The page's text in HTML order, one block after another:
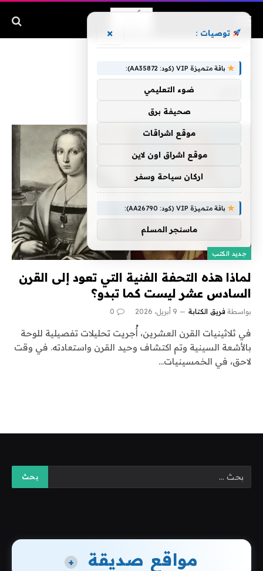
جديد الكتب
لماذا هذه التحفة الفنية التي تعود إلى القرن
السادس عشر ليست كما تبدو؟
بواسطة فريق الكتابة 9 أبريل، 2026 0
في ثلاثينيات القرن العشرين، أُجريت تحليلات تفصيلية للوحة
بالأشعة السينية وتم اكتشاف وحيد القرن واستعادته. في وقت
لاحق، في الخمسينيات…
مواقع صديقة +
توصيات : ×
باقة متميزة VIP (كود: AA35872):
ضوء التعليمي
صحيفة برق
موقع اشراقات
موقع اشراق اون لاين
اركان سياحة وسفر
باقة متميزة VIP (كود: AA26790):
ماسنجر المسلم